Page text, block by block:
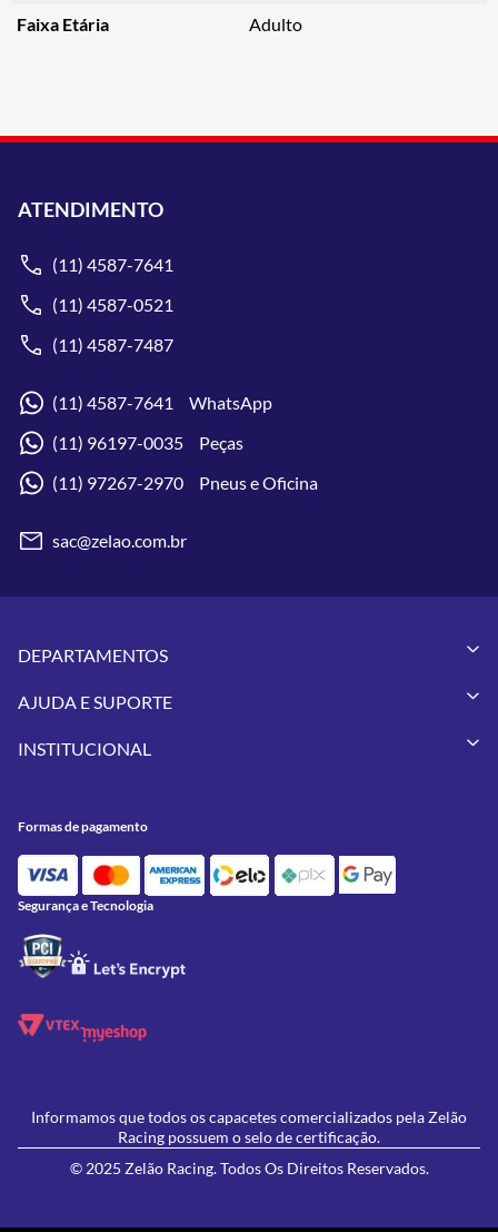
Faixa Etária Adulto
ATENDIMENTO
(11) 4587-7641
(11) 4587-0521
(11) 4587-7487
(11) 4587-7641 WhatsApp
(11) 96197-0035 Peças
(11) 97267-2970 Pneus e Oficina
sac@zelao.com.br
DEPARTAMENTOS
Vestuários
Pneus
Utilidades
Feminino
Lançamentos
AJUDA E SUPORTE
Meus Pedidos
Política de Privacidade
Política de Campanhas e promoções
INSTITUCIONAL
Contato
Oficina/Serviços
Formas de pagamento
Segurança e Tecnologia
Informamos que todos os capacetes comercializados pela Zelão
Racing possuem o selo de certificação.
© 2025 Zelão Racing. Todos Os Direitos Reservados.